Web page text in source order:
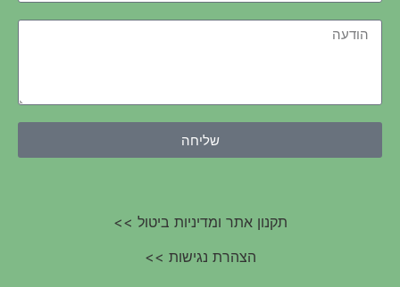
שליחה
תקנון אתר ומדיניות ביטול >>
הצהרת נגישות >>